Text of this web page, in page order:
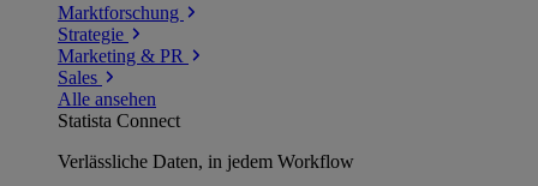
Marktforschung
Strategie
Marketing & PR
Sales
Alle ansehen
Statista Connect
Verlässliche Daten, in jedem Workflow